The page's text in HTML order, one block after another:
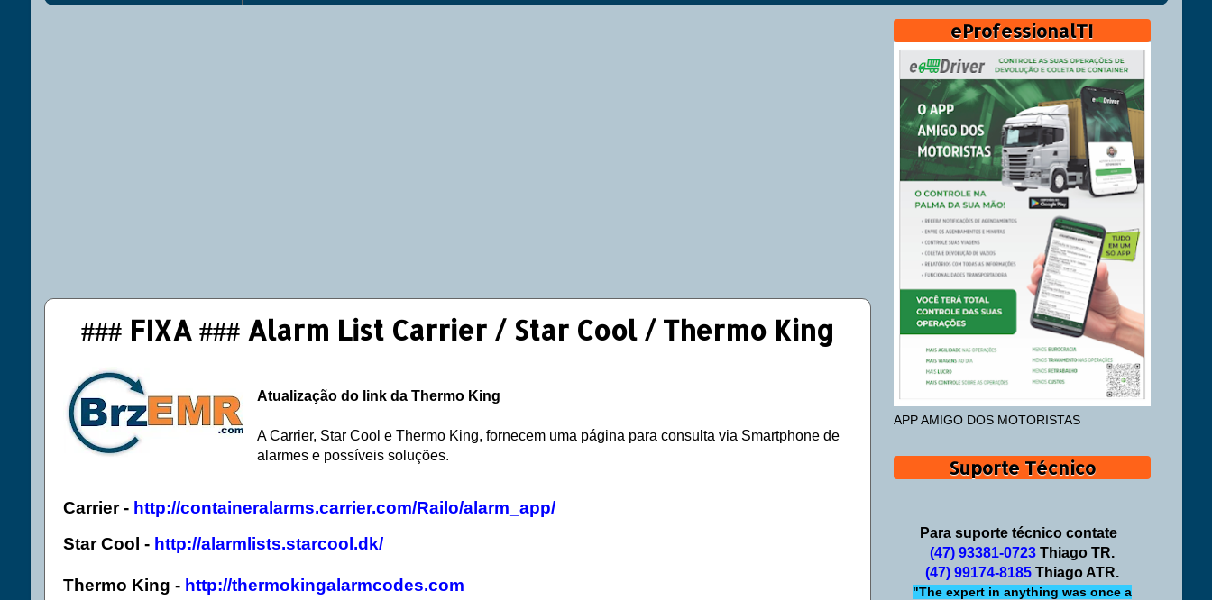
### FIXA ### Alarm List Carrier / Star Cool / Thermo King
Atualização do link da Thermo King
A Carrier, Star Cool e Thermo King, fornecem uma página para consulta via Smartphone de
alarmes e possíveis soluções.
Carrier - http://containeralarms.carrier.com/Railo/alarm_app/
Star Cool - http://alarmlists.starcool.dk/
Thermo King - http://thermokingalarmcodes.com
eProfessionalTI
APP AMIGO DOS MOTORISTAS
Suporte Técnico
Para suporte técnico contate
(47) 93381-0723Thiago TR.
(47) 99174-8185Thiago ATR.
"The expert in anything was once a